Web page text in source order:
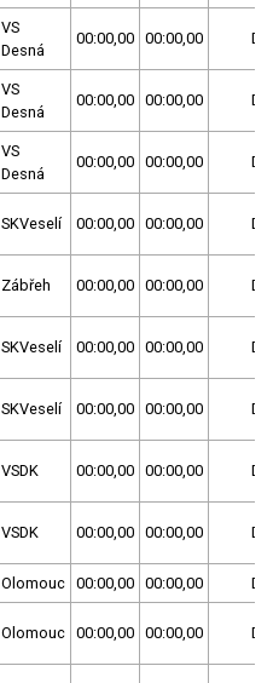
VS
Desná
00:00,00 00:00,00
VS
Desná
00:00,00 00:00,00
VS
Desná
00:00,00 00:00,00
SKVeselí 00:00,00 00:00,00
Zábřeh 00:00,00 00:00,00
SKVeselí 00:00,00 00:00,00
SKVeselí 00:00,00 00:00,00
VSDK 00:00,00 00:00,00
VSDK 00:00,00 00:00,00
Olomouc 00:00,00 00:00,00
Olomouc 00:00,00 00:00,00